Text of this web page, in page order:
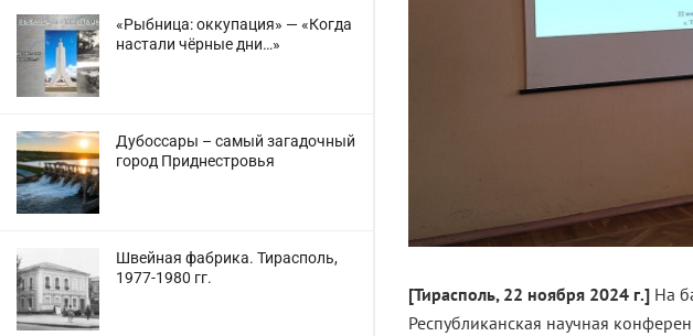
«Рыбница: оккупация» — «Когда
настали чёрные дни…»
Дубоссары – самый загадочный
город Приднестровья
Швейная фабрика. Тирасполь,
1977-1980 гг.
[Тирасполь, 22 ноября 2024 г.] На
Республиканская научная